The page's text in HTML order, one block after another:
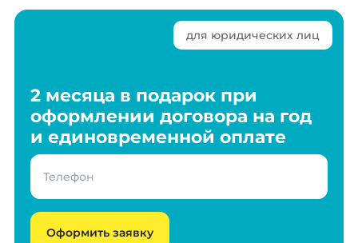
2 месяца в подарок при
оформлении договора на год
и единовременной оплате
Оформить заявку
для юридических лиц